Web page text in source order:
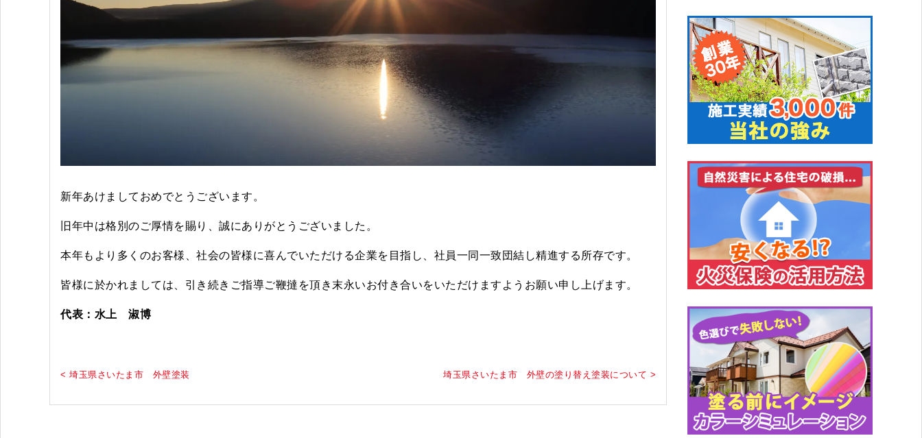
新年あけましておめでとうございます。
旧年中は格別のご厚情を賜り、誠にありがとうございました。
本年もより多くのお客様、社会の皆様に喜んでいただける企業を目指し、社員一同一致団結し精進する所存です。
皆様に於かれましては、引き続きご指導ご鞭撻を頂き末永いお付き合いをいただけますようお願い申し上げます。
代表：水上 淑博
< 埼玉県さいたま市 外壁塗装 埼玉県さいたま市 外壁の塗り替え塗装について >